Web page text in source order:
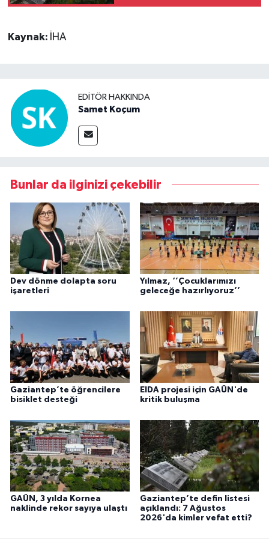
Kaynak: İHA
EDITÖR HAKKINDA
Samet Koçum
Bunlar da ilginizi çekebilir
Dev dönme dolapta soru
işaretleri
Yılmaz, ‘’Çocuklarımızı
geleceğe hazırlıyoruz’’
Gaziantep’te öğrencilere
bisiklet desteği
EIDA projesi için GAÜN'de
kritik buluşma
GAÜN, 3 yılda Kornea
naklinde rekor sayıya ulaştı
Gaziantep’te defin listesi
açıklandı: 7 Ağustos
2026'da kimler vefat etti?